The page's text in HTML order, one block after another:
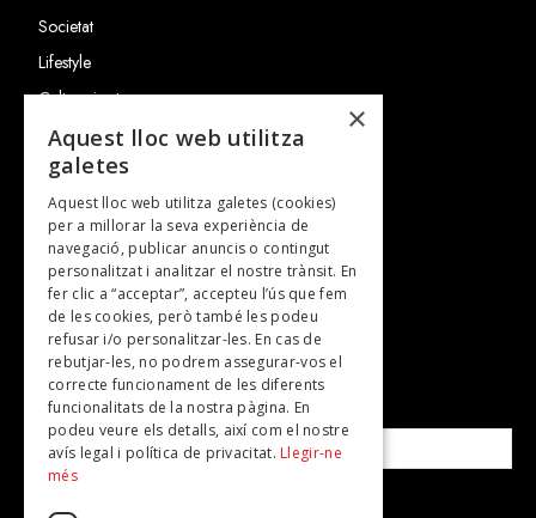
Societat
Lifestyle
Cultura i art
Entrevistes
Gastronomia
TV
Plans per fer
Revistes
SUBSCRIU-TE A LA NOSTRA NEWSLETTER!
Correu electrònic*
×
Aquest lloc web utilitza
galetes
Aquest lloc web utilitza galetes (cookies)
per a millorar la seva experiència de
navegació, publicar anuncis o contingut
personalitzat i analitzar el nostre trànsit. En
fer clic a “acceptar”, accepteu l’ús que fem
de les cookies, però també les podeu
refusar i/o personalitzar-les. En cas de
rebutjar-les, no podrem assegurar-vos el
correcte funcionament de les diferents
funcionalitats de la nostra pàgina. En
podeu veure els detalls, així com el nostre
avís legal i política de privacitat. Llegir-ne
més